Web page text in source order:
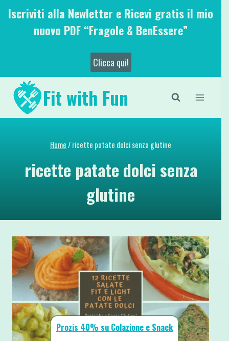
SaltaIscriviti alla Newletter e Ricevi gratis il mio
nuovo PDF “Fragole & BenEssere”
Clicca qui!
Fit with Fun
Home/ricette patate dolci senza glutine
ricette patate dolci senza
glutine
Prozis 40% su Colazione e Snack